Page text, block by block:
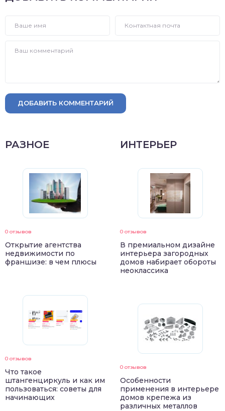
ДОБАВИТЬ КОММЕНТАРИЙ
РАЗНОЕ
0 отзывов
Открытие агентства
недвижимости по
франшизе: в чем плюсы
0 отзывов
Что такое
штангенциркуль и как им
пользоваться: советы для
начинающих
ИНТЕРЬЕР
0 отзывов
В премиальном дизайне
интерьера загородных
домов набирает обороты
неоклассика
0 отзывов
Особенности
применения в интерьере
домов крепежа из
различных металлов